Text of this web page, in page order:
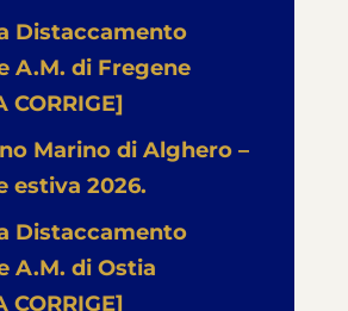
Distaccamento
A.M. di Fregene
CORRIGE]
Marino di Alghero –
estiva 2026.
Distaccamento
A.M. di Ostia
CORRIGE]